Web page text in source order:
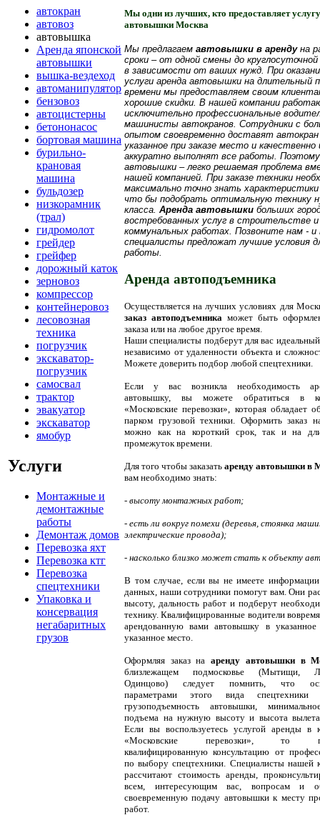
автокран
автовоз
автовышка
Аренда японской
автовышки
вышка-вездеход
автоманипулятор
бензовоз
автоцистерны
бетононасос
бортовая машина
бурильно-
крановая
машина
бульдозер
низкорамник
(трал)
гидромолот
грейдер
грейфер
дорожный каток
зерновоз
компрессор
контейнеровоз
лесовозная
техника
погрузчик
экскаватор-
погрузчик
самосвал
трактор
эвакуатор
экскаватор
ямобур
Услуги
Монтажные и
демонтажные
работы
Демонтаж домов
Перевозка яхт
Перевозка ктг
Перевозка
спецтехники
Упаковка и
консервация
негабаритных
грузов
Мы одни из лучших, кто предоставляет
автовышки Москва
Мы предлагаем автовышки в арендуна
сроки – от одной смены до
в зависимости от ваших нужд. При
услуги аренда автовышки на длительный
времени мы предоставляем своим
хорошие скидки. В нашей компании
исключительно профессиональные
машинисты автокранов. Сотрудники с
опытом своевременно доставят автокран
указанное при заказе место и качественно
аккуратно выполнят все работы. Поэтому
автовышки – легко решаемая проблема
нашей компанией. При заказе техники
максимально точно знать
что бы подобрать оптимальную технику
класса. Аренда автовышки больших
востребованных услуг в строительстве и
коммунальных работах. Позвоните нам - и
специалисты предложат лучшие условия
работы.
Аренда автоподъемника
Осуществляется на лучших условиях для
заказ автоподъемника может быть
заказа или на любое другое время.
Наши специалисты подберут для вас идеальный
независимо от удаленности объекта и
Можете доверить подбор любой спецтехники.
Если у вас возникла необходимость
автовышку, вы можете обратиться в
«Московские перевозки», которая обладает
парком грузовой техники. Оформить заказ
можно как на короткий срок, так и на
промежуток времени.
Для того чтобы заказать аренду автовышки в
вам необходимо знать:
- высоту монтажных работ;
- есть ли вокруг помехи (деревья, стоянка
электрические провода);
- насколько близко может стать к объекту
В том случае, если вы не имеете
данных, наши сотрудники помогут вам. Они
высоту, дальность работ и подберут
технику. Квалифицированные водители
арендованную вами автовышку в
указанное место.
Оформляя заказ нааренду автовышки в
близлежащем подмосковье (Мытищи,
Одинцово) следует помнить, что
параметрами этого вида спецтехники
грузоподъемность автовышки,
подъема на нужную высоту и высота
Если вы воспользуетесь услугой аренды в
«Московские перевозки», то
квалифицированную консультацию от
по выбору спецтехники. Специалисты нашей
рассчитают стоимость аренды,
всем, интересующим вас, вопросам и
своевременную подачу автовышки к месту
работ.